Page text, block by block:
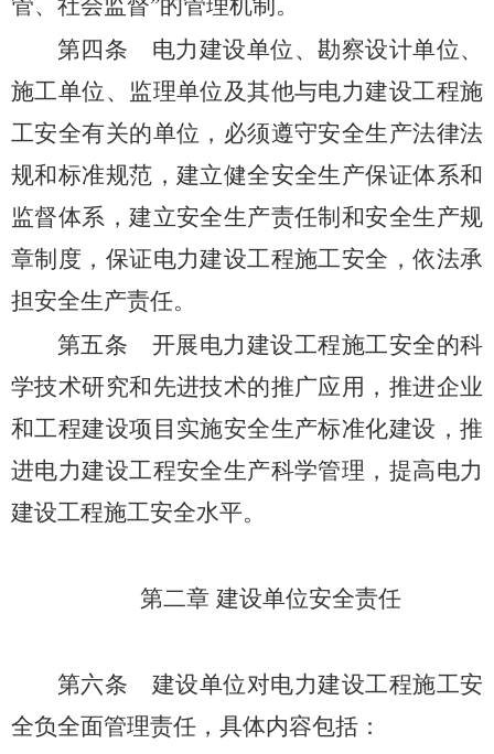
管、社会监督”的管理机制。
第四条 电力建设单位、勘察设计单位、
施工单位、监理单位及其他与电力建设工程施
工安全有关的单位，必须遵守安全生产法律法
规和标准规范，建立健全安全生产保证体系和
监督体系，建立安全生产责任制和安全生产规
章制度，保证电力建设工程施工安全，依法承
担安全生产责任。
第五条 开展电力建设工程施工安全的科
学技术研究和先进技术的推广应用，推进企业
和工程建设项目实施安全生产标准化建设，推
进电力建设工程安全生产科学管理，提高电力
建设工程施工安全水平。
第二章 建设单位安全责任
第六条 建设单位对电力建设工程施工安
全负全面管理责任，具体内容包括：